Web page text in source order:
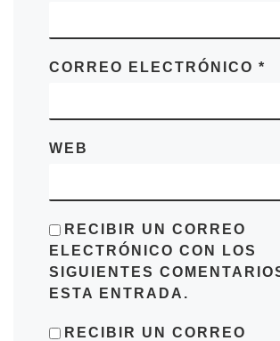
CORREO ELECTRÓNICO *
WEB
RECIBIR UN CORREO
ELECTRÓNICO CON LOS
SIGUIENTES
ESTA ENTRADA.
RECIBIR UN CORREO